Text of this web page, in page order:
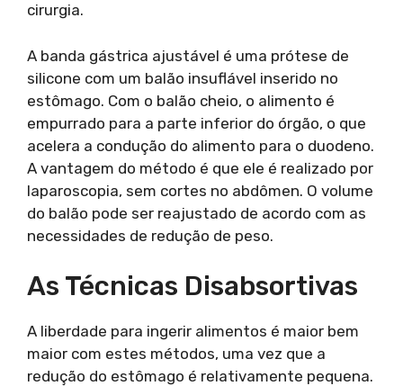
cirurgia.
A banda gástrica ajustável é uma prótese de
silicone com um balão insuflável inserido no
estômago. Com o balão cheio, o alimento é
empurrado para a parte inferior do órgão, o que
acelera a condução do alimento para o duodeno.
A vantagem do método é que ele é realizado por
laparoscopia, sem cortes no abdômen. O volume
do balão pode ser reajustado de acordo com as
necessidades de redução de peso.
As Técnicas Disabsortivas
A liberdade para ingerir alimentos é maior bem
maior com estes métodos, uma vez que a
redução do estômago é relativamente pequena.